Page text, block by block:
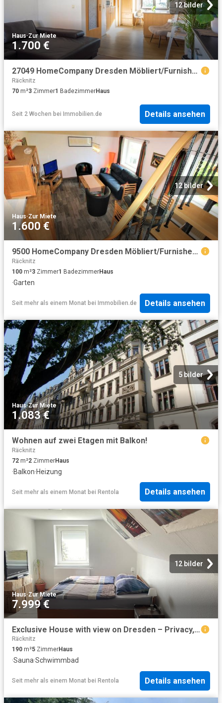
12 bilder
Haus·Zur Miete
1.700 €
27049 HomeCompany Dresden Möbliert/Furnished Reihenhaushaus mit Grundstück in Dresden Niedersedlitz max. 3 Personen
Räcknitz
70 m²3 Zimmer1 BadezimmerHaus
Seit 2 Wochen bei Immobilien.de Details ansehen
12 bilder
Haus·Zur Miete
1.600 €
9500 HomeCompany Dresden Möbliert/Furnished 3 Zimmer Apartment / Haus mit Gartennutzung in Dresden Rochwitz 4 Personen
Räcknitz
100 m²3 Zimmer1 BadezimmerHaus
·Garten
Seit mehr als einem Monat bei Immobilien.de Details ansehen
5 bilder
Haus·Zur Miete
1.083 €
Wohnen auf zwei Etagen mit Balkon!
Räcknitz
72 m²2 ZimmerHaus
·Balkon·Heizung
Seit mehr als einem Monat bei Rentola Details ansehen
12 bilder
Haus·Zur Miete
7.999 €
Exclusive House with view on Dresden – Privacy, Comfort & Prime Location
Räcknitz
190 m²5 ZimmerHaus
·Sauna·Schwimmbad
Seit mehr als einem Monat bei Rentola Details ansehen